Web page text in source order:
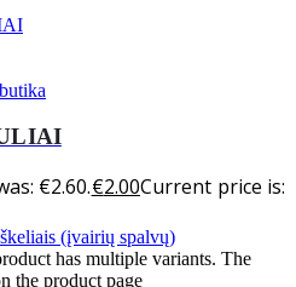
€2.60.€2.00Current price is:
has multiple variants. The
the product page